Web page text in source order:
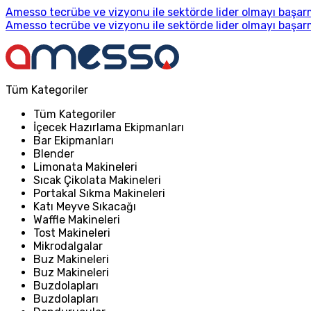
Amesso tecrübe ve vizyonu ile sektörde lider olmayı
Amesso tecrübe ve vizyonu ile sektörde lider olmayı
Tüm Kategoriler
Tüm Kategoriler
İçecek Hazırlama Ekipmanları
Bar Ekipmanları
Blender
Limonata Makineleri
Sıcak Çikolata Makineleri
Portakal Sıkma Makineleri
Katı Meyve Sıkacağı
Waffle Makineleri
Tost Makineleri
Mikrodalgalar
Buz Makineleri
Buz Makineleri
Buzdolapları
Buzdolapları